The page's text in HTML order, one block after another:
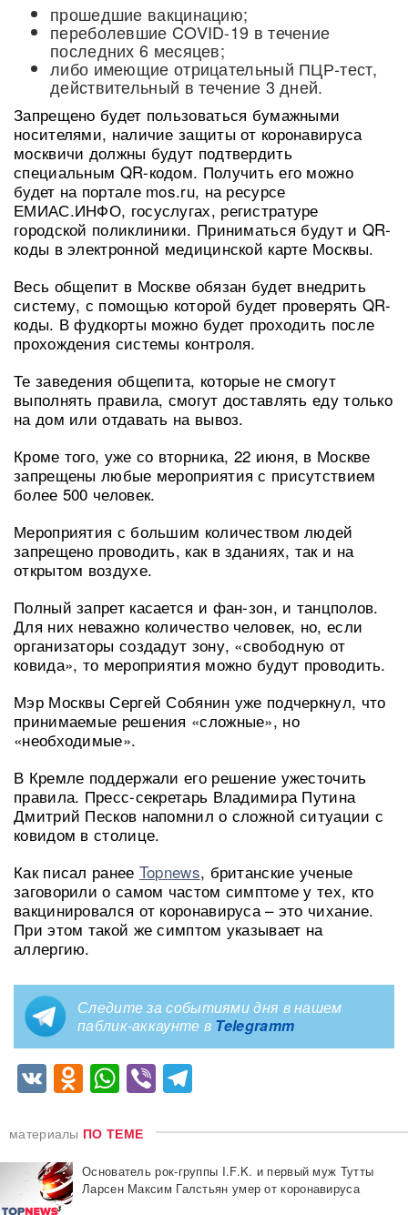
прошедшие вакцинацию;
переболевшие COVID-19 в течение
последних 6 месяцев;
либо имеющие отрицательный ПЦР-тест,
действительный в течение 3 дней.
Запрещено будет пользоваться бумажными
носителями, наличие защиты от коронавируса
москвичи должны будут подтвердить
специальным QR-кодом. Получить его можно
будет на портале mos.ru, на ресурсе
ЕМИАС.ИНФО, госуслугах, регистратуре
городской поликлиники. Приниматься будут и QR-
коды в электронной медицинской карте Москвы.
Весь общепит в Москве обязан будет внедрить
систему, с помощью которой будет проверять QR-
коды. В фудкорты можно будет проходить после
прохождения системы контроля.
Те заведения общепита, которые не смогут
выполнять правила, смогут доставлять еду только
на дом или отдавать на вывоз.
Кроме того, уже со вторника, 22 июня, в Москве
запрещены любые мероприятия с присутствием
более 500 человек.
Мероприятия с большим количеством людей
запрещено проводить, как в зданиях, так и на
открытом воздухе.
Полный запрет касается и фан-зон, и танцполов.
Для них неважно количество человек, но, если
организаторы создадут зону, «свободную от
ковида», то мероприятия можно будут проводить.
Мэр Москвы Сергей Собянин уже подчеркнул, что
принимаемые решения «сложные», но
«необходимые».
В Кремле поддержали его решение ужесточить
правила. Пресс-секретарь Владимира Путина
Дмитрий Песков напомнил о сложной ситуации с
ковидом в столице.
Как писал ранее Topnews, британские ученые
заговорили о самом частом симптоме у тех, кто
вакцинировался от коронавируса – это чихание.
При этом такой же симптом указывает на
аллергию.
Следите за событиями дня в нашем
паблик-аккаунте в Telegramm
VKOdnoklassniki
WhatsApp
Viber
материалы ПО ТЕМЕ
Основатель рок-группы I.F.K. и первый муж Тутты
Ларсен Максим Галстьян умер от коронавируса